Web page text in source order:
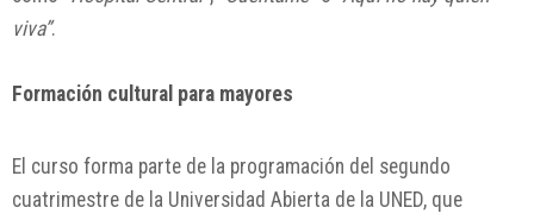
viva”.
Formación cultural para mayores
El curso forma parte de la programación del segundo
cuatrimestre de la Universidad Abierta de la UNED, que